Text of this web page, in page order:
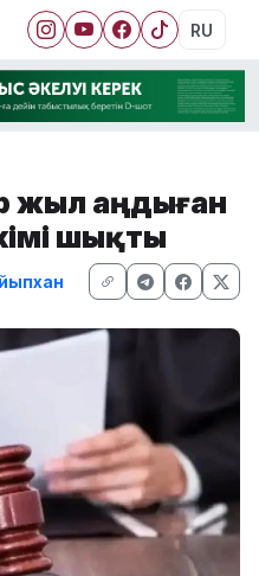
RU
жыл аңдыған
шықты